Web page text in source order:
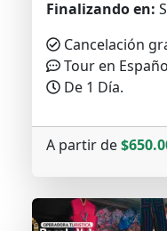
Finalizando en:
Cancelación
Tour en
De 1 Día.
A partir de